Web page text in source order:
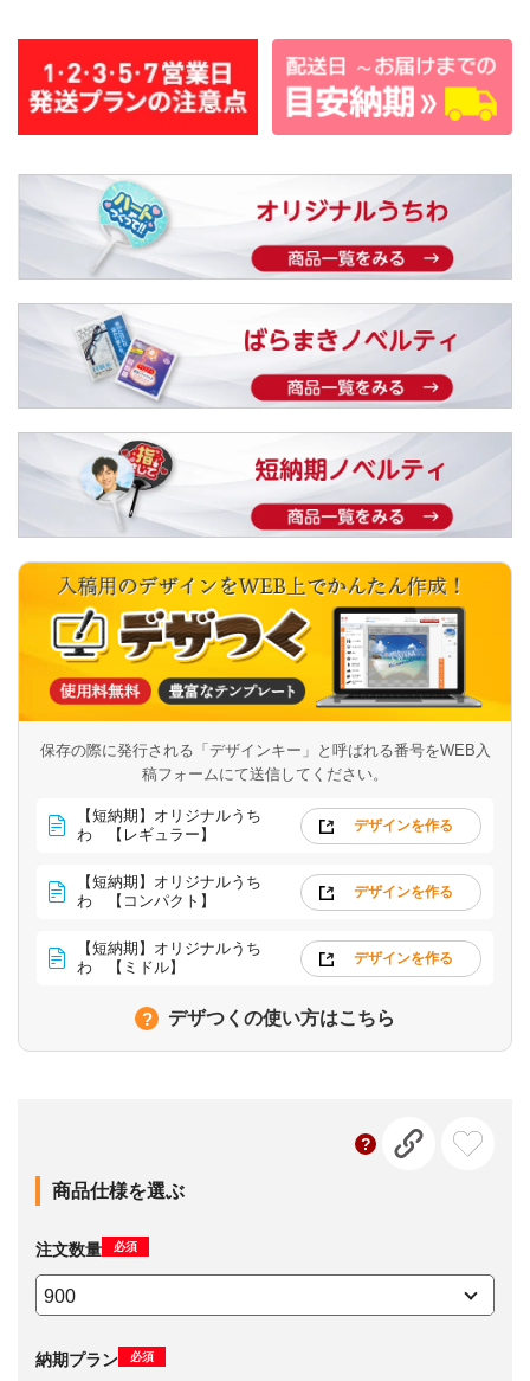
保存の際に発行される「デザインキー」と呼ばれる番号をWEB入
稿フォームにて送信してください。
【短納期】オリジナルうち
わ 【レギュラー】
デザインを作る
【短納期】オリジナルうち
わ 【コンパクト】
デザインを作る
【短納期】オリジナルうち
わ 【ミドル】
デザインを作る
デザつくの使い方はこちら
商品仕様を選ぶ
注文数量 必須
納期プラン 必須